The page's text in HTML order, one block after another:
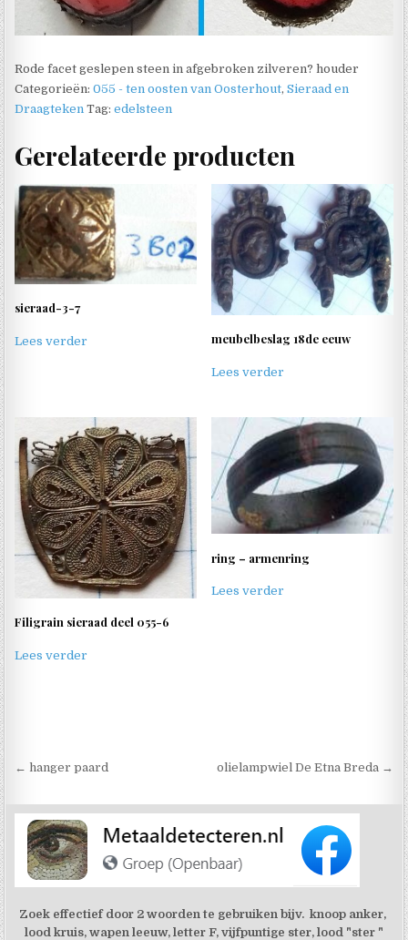
Rode facet geslepen steen in afgebroken zilveren? houder
Categorieën:055 - ten oosten van Oosterhout,Sieraad en
Draagteken Tag:edelsteen
Gerelateerde producten
sieraad-3-7
Lees verder meubelbeslag 18de eeuw
Lees verder
Filigrain sieraad deel 055-6
Lees verder
ring – armenring
Lees verder
Berichtnavigatie
← hanger paard olielampwiel De Etna Breda →
Zoek effectief door 2 woorden te gebruiken bijv. knoop anker,
lood kruis, wapen leeuw, letter F, vijfpuntige ster, lood "ster "